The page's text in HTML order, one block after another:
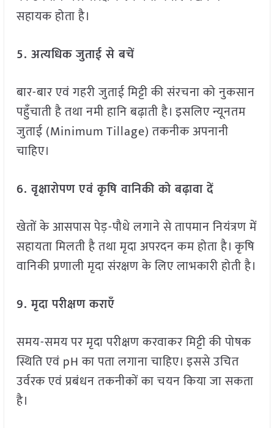
सहायक होता है।
5. अत्यधिक जुताई से बचें
बार-बार एवं गहरी जुताई मिट्टी की संरचना को नुकसान
पहुँचाती है तथा नमी हानि बढ़ाती है। इसलिए न्यूनतम
जुताई (Minimum Tillage) तकनीक अपनानी
चाहिए।
6. वृक्षारोपण एवं कृषि वानिकी को बढ़ावा दें
खेतों के आसपास पेड़-पौधे लगाने से तापमान नियंत्रण में
सहायता मिलती है तथा मृदा अपरदन कम होता है। कृषि
वानिकी प्रणाली मृदा संरक्षण के लिए लाभकारी होती है।
9. मृदा परीक्षण कराएँ
समय-समय पर मृदा परीक्षण करवाकर मिट्टी की पोषक
स्थिति एवं pH का पता लगाना चाहिए। इससे उचित
उर्वरक एवं प्रबंधन तकनीकों का चयन किया जा सकता
है।